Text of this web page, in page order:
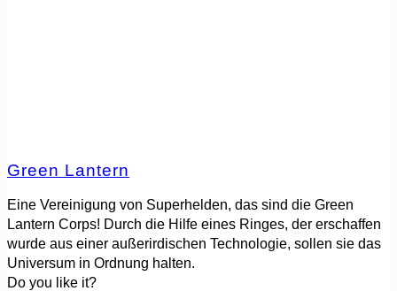
Green Lantern
Eine Vereinigung von Superhelden, das sind die Green
Lantern Corps! Durch die Hilfe eines Ringes, der erschaffen
wurde aus einer außerirdischen Technologie, sollen sie das
Universum in Ordnung halten.
Do you like it?